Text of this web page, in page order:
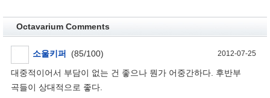
Octavarium Comments
소울키퍼 (85/100) 2012-07-25
대중적이어서 부담이 없는 건 좋으나 뭔가 어중간하다. 후반부
곡들이 상대적으로 좋다.